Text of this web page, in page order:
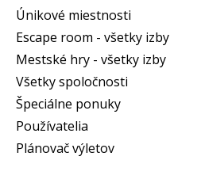
Únikové miestnosti
Escape room - všetky izby
Mestské hry - všetky izby
Všetky spoločnosti
Špeciálne ponuky
Používatelia
Plánovač výletov